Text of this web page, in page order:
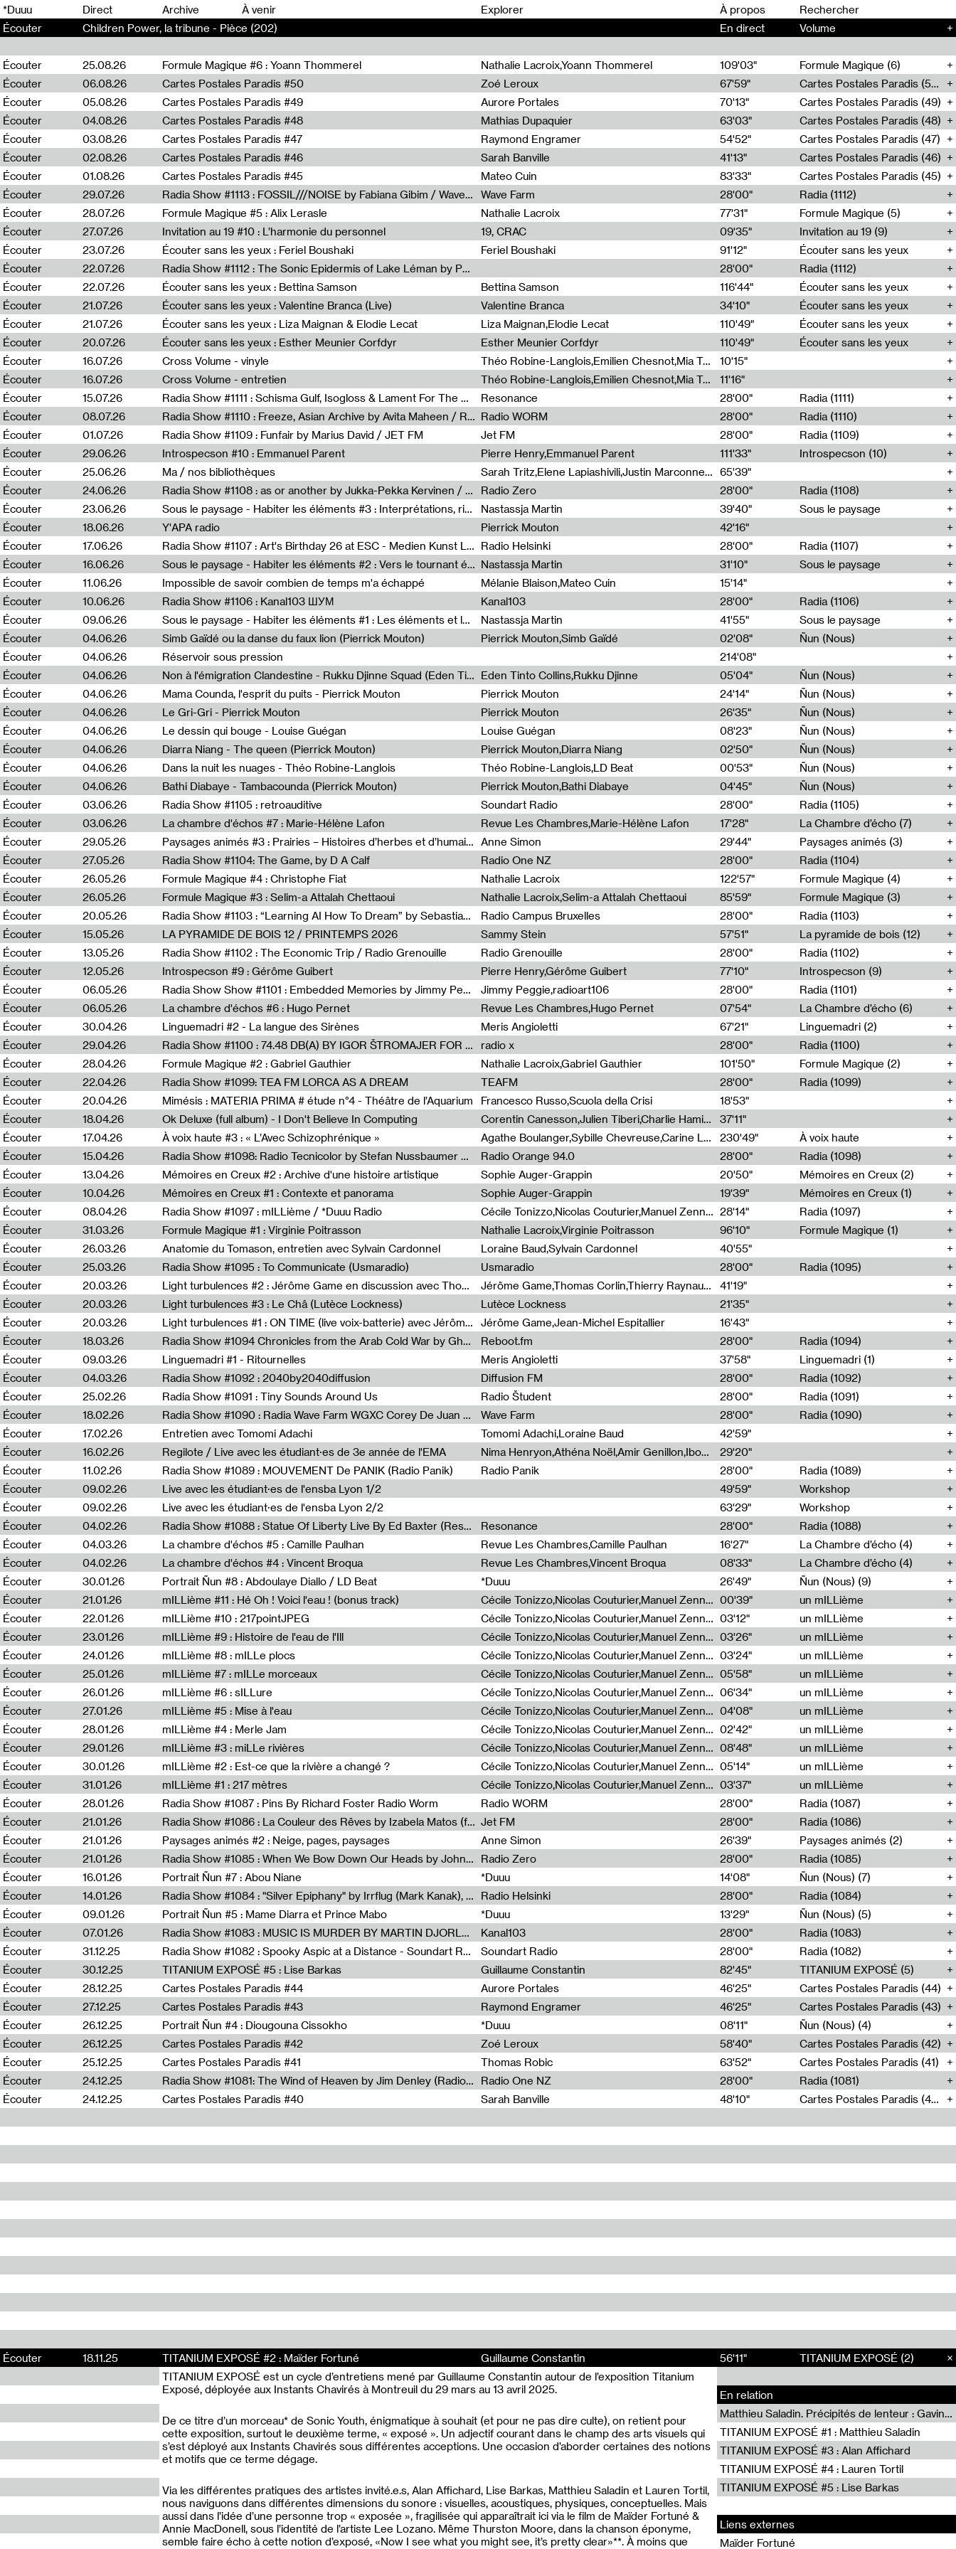
*Duuu Direct Archive À venir Explorer
À propos
Écouter
Children Power, la tribune - Pièce (202) En direct Volume +
Écouter 25.08.26 Formule Magique #6 : Yoann Thommerel Nathalie Lacroix,Yoann Thommerel 109'03"
Formule Magique (6)
Écouter
06.08.26 Cartes Postales Paradis #50 Zoé Leroux 67'59"
Cartes Postales Paradis (50)
Écouter
05.08.26 Cartes Postales Paradis #49 Aurore Portales 70'13"
Cartes Postales Paradis (49)
Écouter
04.08.26 Cartes Postales Paradis #48 Mathias Dupaquier 63'03"
Cartes Postales Paradis (48)
Écouter
03.08.26 Cartes Postales Paradis #47 Raymond Engramer 54'52"
Cartes Postales Paradis (47)
Écouter
02.08.26 Cartes Postales Paradis #46 Sarah Banville 41'13"
Cartes Postales Paradis (46)
Écouter
01.08.26 Cartes Postales Paradis #45 Mateo Cuin 83'33"
Cartes Postales Paradis (45)
Écouter
29.07.26 Radia Show #1113 : FOSSIL///NOISE by Fabiana Gibim / Wave Farm Wave Farm 28'00"
Radia (1112)
Écouter
28.07.26 Formule Magique #5 : Alix Lerasle Nathalie Lacroix 77'31"
Formule Magique (5)
Écouter
27.07.26 Invitation au 19 #10 : L’harmonie du personnel 19, CRAC 09'35"
Invitation au 19 (9)
Écouter
23.07.26 Écouter sans les yeux : Feriel Boushaki Feriel Boushaki 91'12"
Écouter sans les yeux
Écouter
22.07.26 Radia Show #1112 : The Sonic Epidermis of Lake Léman by Paul Courlet / Guest Slot 28'00"
Radia (1112)
Écouter
22.07.26 Écouter sans les yeux : Bettina Samson Bettina Samson 116'44"
Écouter sans les yeux
Écouter
21.07.26 Écouter sans les yeux : Valentine Branca (Live) Valentine Branca 34'10"
Écouter sans les yeux
Écouter
21.07.26 Écouter sans les yeux : Liza Maignan & Elodie Lecat Liza Maignan,Elodie Lecat 110'49"
Écouter sans les yeux
Écouter
20.07.26 Écouter sans les yeux : Esther Meunier Corfdyr Esther Meunier Corfdyr 110'49"
Écouter sans les yeux
Écouter
16.07.26 Cross Volume - vinyle Théo Robine-Langlois,Emilien Chesnot,Mia Trabalon
10'15"
Écouter
16.07.26 Cross Volume - entretien Théo Robine-Langlois,Emilien Chesnot,Mia Trabalon
11'16"
Écouter
15.07.26 Radia Show #1111 : Schisma Gulf, Isogloss & Lament For The Old Clock By Harvey Young / Resonance Resonance 28'00"
Radia (1111)
Écouter
08.07.26 Radia Show #1110 : Freeze, Asian Archive by Avita Maheen / Radio Worm Radio WORM 28'00"
Radia (1110)
Écouter
01.07.26 Radia Show #1109 : Funfair by Marius David / JET FM Jet FM 28'00"
Radia (1109)
Écouter
29.06.26 Introspecson #10 : Emmanuel Parent Pierre Henry,Emmanuel Parent 111'33"
Introspecson (10)
Écouter
25.06.26 Ma / nos bibliothèques Sarah Tritz,Elene Lapiashivili,Justin Marconnet,Mateo Cuche,Esther Lechevalier,Suzie Lecroart,Romance Castelet
65'39"
Écouter
24.06.26 Radia Show #1108 : as or another by Jukka-Pekka Kervinen / Rádio Zero Radio Zero 28'00"
Radia (1108)
Écouter
23.06.26 Sous le paysage - Habiter les éléments #3 : Interprétations, rituels et symboliques des éléments Nastassja Martin 39'40"
Sous le paysage
Écouter
18.06.26 Y'APA radio Pierrick Mouton
42'16"
Écouter
17.06.26 Radia Show #1107 : Art's Birthday 26 at ESC - Medien Kunst Labor Radio Helsinki 28'00"
Radia (1107)
Écouter
16.06.26 Sous le paysage - Habiter les éléments #2 : Vers le tournant élémentaire Nastassja Martin 31'10"
Sous le paysage
Écouter
11.06.26 Impossible de savoir combien de temps m'a échappé Mélanie Blaison,Mateo Cuin
15'14"
Écouter
10.06.26 Radia Show #1106 : Kanal103 ШУМ Kanal103 28'00"
Radia (1106)
Écouter
09.06.26 Sous le paysage - Habiter les éléments #1 : Les éléments et les débordements du vivant Nastassja Martin 41'55"
Sous le paysage
Écouter
04.06.26 Simb Gaïdé ou la danse du faux lion (Pierrick Mouton) Pierrick Mouton,Simb Gaïdé 02'08"
Ñun (Nous)
Écouter
04.06.26 Réservoir sous pression
214'08"
Écouter
04.06.26 Non à l'émigration Clandestine - Rukku Djinne Squad (Eden Tinto Collins) Eden Tinto Collins,Rukku Djinne 05'04"
Ñun (Nous)
Écouter
04.06.26 Mama Counda, l'esprit du puits - Pierrick Mouton Pierrick Mouton 24'14"
Ñun (Nous)
Écouter
04.06.26 Le Gri-Gri - Pierrick Mouton Pierrick Mouton 26'35"
Ñun (Nous)
Écouter
04.06.26 Le dessin qui bouge - Louise Guégan Louise Guégan 08'23"
Ñun (Nous)
Écouter
04.06.26 Diarra Niang - The queen (Pierrick Mouton) Pierrick Mouton,Diarra Niang 02'50"
Ñun (Nous)
Écouter
04.06.26 Dans la nuit les nuages - Théo Robine-Langlois Théo Robine-Langlois,LD Beat 00'53"
Ñun (Nous)
Écouter
04.06.26 Bathi Diabaye - Tambacounda (Pierrick Mouton) Pierrick Mouton,Bathi Diabaye 04'45"
Ñun (Nous)
Écouter
03.06.26 Radia Show #1105 : retroauditive Soundart Radio 28'00"
Radia (1105)
Écouter
03.06.26 La chambre d'échos #7 : Marie-Hélène Lafon Revue Les Chambres,Marie-Hélène Lafon 17'28"
La Chambre d’écho (7)
Écouter
29.05.26 Paysages animés #3 : Prairies – Histoires d’herbes et d’humains Anne Simon 29'44"
Paysages animés (3)
Écouter
27.05.26 Radia Show #1104: The Game, by D A Calf Radio One NZ 28'00"
Radia (1104)
Écouter
26.05.26 Formule Magique #4 : Christophe Fiat Nathalie Lacroix 122'57"
Formule Magique (4)
Écouter
26.05.26 Formule Magique #3 : Selim-a Attalah Chettaoui Nathalie Lacroix,Selim-a Attalah Chettaoui 85'59"
Formule Magique (3)
Écouter
20.05.26 Radia Show #1103 : “Learning AI How To Dream” by Sebastian Dingens (Radio Campus Bruxelles) Radio Campus Bruxelles 28'00"
Radia (1103)
Écouter
15.05.26 LA PYRAMIDE DE BOIS 12 / PRINTEMPS 2026 Sammy Stein 57'51"
La pyramide de bois (12)
Écouter
13.05.26 Radia Show #1102 : The Economic Trip / Radio Grenouille Radio Grenouille 28'00"
Radia (1102)
Écouter
12.05.26 Introspecson #9 : Gérôme Guibert Pierre Henry,Gérôme Guibert 77'10"
Introspecson (9)
Écouter
06.05.26 Radia Show Show #1101 : Embedded Memories by Jimmy Peggie / radioart106 Jimmy Peggie,radioart106 28'00"
Radia (1101)
Écouter
06.05.26 La chambre d'échos #6 : Hugo Pernet Revue Les Chambres,Hugo Pernet 07'54"
La Chambre d’écho (6)
Écouter
30.04.26 Linguemadri #2 - La langue des Sirènes Meris Angioletti 67'21"
Linguemadri (2)
Écouter
29.04.26 Radia Show #1100 : 74.48 DB(A) BY IGOR ŠTROMAJER FOR RADIO X radio x 28'00"
Radia (1100)
Écouter
28.04.26 Formule Magique #2 : Gabriel Gauthier Nathalie Lacroix,Gabriel Gauthier 101'50"
Formule Magique (2)
Écouter
22.04.26 Radia Show #1099: TEA FM LORCA AS A DREAM TEAFM 28'00"
Radia (1099)
Écouter
20.04.26 Mimésis : MATERIA PRIMA # étude n°4 - Théâtre de l’Aquarium Francesco Russo,Scuola della Crisi
18'53"
Écouter
18.04.26 Ok Deluxe (full album) - I Don't Believe In Computing Corentin Canesson,Julien Tiberi,Charlie Hamish Jeffery
37'11"
Écouter
17.04.26 À voix haute #3 : « L’Avec Schizophrénique » Agathe Boulanger,Sybille Chevreuse,Carine Lendrin,Léna Monnier,Graziela Susin,Camille Zuber 230'49"
À voix haute
Écouter
15.04.26 Radia Show #1098: Radio Tecnicolor by Stefan Nussbaumer & Georg Zichy (Radio Orange 94.0) Radio Orange 94.0 28'00"
Radia (1098)
Écouter
13.04.26 Mémoires en Creux #2 : Archive d'une histoire artistique Sophie Auger-Grappin 20'50"
Mémoires en Creux (2)
Écouter
10.04.26 Mémoires en Creux #1 : Contexte et panorama Sophie Auger-Grappin 19'39"
Mémoires en Creux (1)
Écouter
08.04.26 Radia Show #1097 : mILLième / *Duuu Radio Cécile Tonizzo,Nicolas Couturier,Manuel Zenner,Aquila Lescene,Curtis Coco,Cyril Magnier 28'14"
Radia (1097)
Écouter
31.03.26 Formule Magique #1 : Virginie Poitrasson Nathalie Lacroix,Virginie Poitrasson 96'10"
Formule Magique (1)
Écouter
26.03.26 Anatomie du Tomason, entretien avec Sylvain Cardonnel Loraine Baud,Sylvain Cardonnel
40'55"
Écouter
25.03.26 Radia Show #1095 : To Communicate (Usmaradio) Usmaradio 28'00"
Radia (1095)
Écouter
20.03.26 Light turbulences #2 : Jérôme Game en discussion avec Thomas Corlin Jérôme Game,Thomas Corlin,Thierry Raynaud,Hubert Colas
41'19"
Écouter
20.03.26 Light turbulences #3 : Le Châ (Lutèce Lockness) Lutèce Lockness
21'35"
Écouter
20.03.26 Light turbulences #1 : ON TIME (live voix-batterie) avec Jérôme Game & Jean-Michel Espitallier Jérôme Game,Jean-Michel Espitallier
16'43"
Écouter
18.03.26 Radia Show #1094 Chronicles from the Arab Cold War by Ghazi Barakat Reboot.fm 28'00"
Radia (1094)
Écouter
09.03.26 Linguemadri #1 - Ritournelles Meris Angioletti 37'58"
Linguemadri (1)
Écouter
04.03.26 Radia Show #1092 : 2040by2040diffusion Diffusion FM 28'00"
Radia (1092)
Écouter
25.02.26 Radia Show #1091 : Tiny Sounds Around Us Radio Študent 28'00"
Radia (1091)
Écouter
18.02.26 Radia Show #1090 : Radia Wave Farm WGXC Corey De Juan Sherrard Jr Startalk Wave Farm 28'00"
Radia (1090)
Écouter
17.02.26 Entretien avec Tomomi Adachi Tomomi Adachi,Loraine Baud
42'59"
Écouter
16.02.26 Regilote / Live avec les étudiant·es de 3e année de l'EMA Nima Henryon,Athéna Noël,Amir Genillon,Ibourayane Ahmadi,Manelle Cherrih,Honorine Gibello,John Weeber,Manon Joseph
29'20"
Écouter
11.02.26 Radia Show #1089 : MOUVEMENT De PANIK (Radio Panik) Radio Panik 28'00"
Radia (1089)
Écouter
09.02.26 Live avec les étudiant·es de l'ensba Lyon 1/2 49'59"
Workshop
Écouter
09.02.26 Live avec les étudiant·es de l'ensba Lyon 2/2 63'29"
Workshop
Écouter
04.02.26 Radia Show #1088 : Statue Of Liberty Live By Ed Baxter (Resonance) Resonance 28'00"
Radia (1088)
Écouter
04.03.26 La chambre d'échos #5 : Camille Paulhan Revue Les Chambres,Camille Paulhan 16'27"
La Chambre d’écho (4)
Écouter
04.02.26 La chambre d'échos #4 : Vincent Broqua Revue Les Chambres,Vincent Broqua 08'33"
La Chambre d’écho (4)
Écouter
30.01.26 Portrait Ñun #8 : Abdoulaye Diallo / LD Beat *Duuu 26'49"
Ñun (Nous) (9)
Écouter
21.01.26 mILLième #11 : Hé Oh ! Voici l'eau ! (bonus track) Cécile Tonizzo,Nicolas Couturier,Manuel Zenner,Aquila Lescene,Curtis Coco,Cyril Magnier 00'39"
un mILLième
Écouter
22.01.26 mILLième #10 : 217pointJPEG Cécile Tonizzo,Nicolas Couturier,Manuel Zenner,Aquila Lescene,Curtis Coco,Cyril Magnier 03'12"
un mILLième
Écouter
23.01.26 mILLième #9 : Histoire de l'eau de l'Ill Cécile Tonizzo,Nicolas Couturier,Manuel Zenner,Aquila Lescene,Curtis Coco,Cyril Magnier 03'26"
un mILLième
Écouter
24.01.26 mILLième #8 : mILLe plocs Cécile Tonizzo,Nicolas Couturier,Manuel Zenner,Aquila Lescene,Curtis Coco,Cyril Magnier 03'24"
un mILLième
Écouter
25.01.26 mILLième #7 : mILLe morceaux Cécile Tonizzo,Nicolas Couturier,Manuel Zenner,Aquila Lescene,Curtis Coco,Cyril Magnier 05'58"
un mILLième
Écouter
26.01.26 mILLième #6 : sILLure Cécile Tonizzo,Nicolas Couturier,Manuel Zenner,Aquila Lescene,Curtis Coco,Cyril Magnier 06'34"
un mILLième
Écouter
27.01.26 mILLième #5 : Mise à l'eau Cécile Tonizzo,Nicolas Couturier,Manuel Zenner,Aquila Lescene,Curtis Coco,Cyril Magnier 04'08"
un mILLième
Écouter
28.01.26 mILLième #4 : Merle Jam Cécile Tonizzo,Nicolas Couturier,Manuel Zenner,Aquila Lescene,Curtis Coco,Cyril Magnier 02'42"
un mILLième
Écouter
29.01.26 mILLième #3 : miLLe rivières Cécile Tonizzo,Nicolas Couturier,Manuel Zenner,Aquila Lescene,Curtis Coco,Cyril Magnier 08'48"
un mILLième
Écouter
30.01.26 mILLième #2 : Est-ce que la rivière a changé ? Cécile Tonizzo,Nicolas Couturier,Manuel Zenner,Aquila Lescene,Curtis Coco,Cyril Magnier 05'14"
un mILLième
Écouter
31.01.26 mILLième #1 : 217 mètres Cécile Tonizzo,Nicolas Couturier,Manuel Zenner,Aquila Lescene,Curtis Coco,Cyril Magnier 03'37"
un mILLième
Écouter
28.01.26 Radia Show #1087 : Pins By Richard Foster Radio Worm Radio WORM 28'00"
Radia (1087)
Écouter
21.01.26 Radia Show #1086 : La Couleur des Rêves by Izabela Matos (for Jet FM) Jet FM 28'00"
Radia (1086)
Écouter
21.01.26 Paysages animés #2 : Neige, pages, paysages Anne Simon 26'39"
Paysages animés (2)
Écouter
21.01.26 Radia Show #1085 : When We Bow Down Our Heads by John Roach (Radia edit, Rádio Zero) Radio Zero 28'00"
Radia (1085)
Écouter
16.01.26 Portrait Ñun #7 : Abou Niane *Duuu 14'08"
Ñun (Nous) (7)
Écouter
14.01.26 Radia Show #1084 : "Silver Epiphany" by Irrflug (Mark Kanak), featuring Jarboe and Blixa Bargeld (for Radio Helsinki) Radio Helsinki 28'00"
Radia (1084)
Écouter
09.01.26 Portrait Ñun #5 : Mame Diarra et Prince Mabo *Duuu 13'29"
Ñun (Nous) (5)
Écouter
07.01.26 Radia Show #1083 : MUSIC IS MURDER BY MARTIN DJORLEV (KANAL103) Kanal103 28'00"
Radia (1083)
Écouter
31.12.25 Radia Show #1082 : Spooky Aspic at a Distance - Soundart Radio Soundart Radio 28'00"
Radia (1082)
Écouter
30.12.25 TITANIUM EXPOSÉ #5 : Lise Barkas Guillaume Constantin 82'45"
TITANIUM EXPOSÉ (5)
Écouter
28.12.25 Cartes Postales Paradis #44 Aurore Portales 46'25"
Cartes Postales Paradis (44)
Écouter
27.12.25 Cartes Postales Paradis #43 Raymond Engramer 46'25"
Cartes Postales Paradis (43)
Écouter
26.12.25 Portrait Ñun #4 : Diougouna Cissokho *Duuu 08'11"
Ñun (Nous) (4)
Écouter
26.12.25 Cartes Postales Paradis #42 Zoé Leroux 58'40"
Cartes Postales Paradis (42)
Écouter
25.12.25 Cartes Postales Paradis #41 Thomas Robic 63'52"
Cartes Postales Paradis (41)
Écouter
24.12.25 Radia Show #1081: The Wind of Heaven by Jim Denley (Radio One 91 FM) Radio One NZ 28'00"
Radia (1081)
Écouter
24.12.25 Cartes Postales Paradis #40 Sarah Banville 48'10" Cartes Postales Paradis (40)
Écouter 18.11.25 TITANIUM EXPOSÉ #2 : Maïder Fortuné Guillaume Constantin 56'11"
TITANIUM EXPOSÉ (2)
TITANIUM EXPOSÉ est un cycle d’entretiens mené par Guillaume Constantin autour de l’exposition Titanium
Exposé, déployée aux Instants Chavirés à Montreuil du 29 mars au 13 avril 2025.
De ce titre d’un morceau* de Sonic Youth, énigmatique à souhait (et pour ne pas dire culte), on retient pour
cette exposition, surtout le deuxième terme, « exposé ». Un adjectif courant dans le champ des arts visuels qui
s’est déployé aux Instants Chavirés sous différentes acceptions. Une occasion d’aborder certaines des notions
et motifs que ce terme dégage.
Via les différentes pratiques des artistes invité.e.s, Alan Affichard, Lise Barkas, Matthieu Saladin et Lauren Tortil,
nous naviguons dans différentes dimensions du sonore : visuelles, acoustiques, physiques, conceptuelles. Mais
aussi dans l’idée d’une personne trop « exposée », fragilisée qui apparaîtrait ici via le film de Maïder Fortuné &
Annie MacDonell, sous l’identité de l’artiste Lee Lozano. Même Thurston Moore, dans la chanson éponyme,
semble faire écho à cette notion d’exposé, «Now I see what you might see, it’s pretty clear»**. À moins que
En relation
Matthieu Saladin. Précipités de lenteur : Gavin Bryars, The Sinking of the Titanic
TITANIUM EXPOSÉ #1 : Matthieu Saladin
TITANIUM EXPOSÉ #3 : Alan Affichard
TITANIUM EXPOSÉ #4 : Lauren Tortil
TITANIUM EXPOSÉ #5 : Lise Barkas
Liens externes
Maïder Fortuné
00 00
00 00